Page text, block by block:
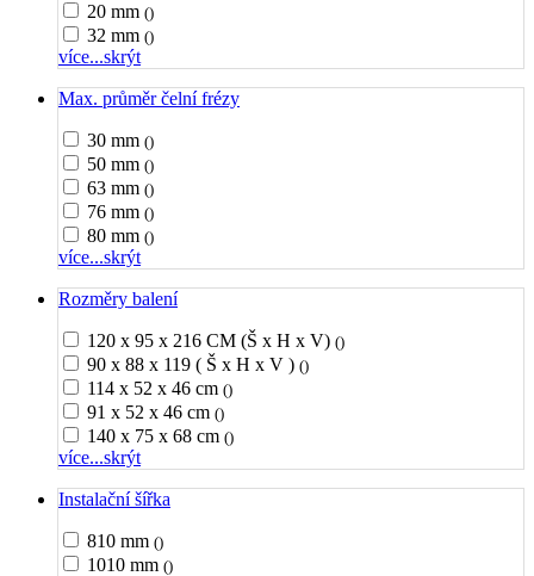
20 mm ()
32 mm ()
více...skrýt
Max. průměr čelní frézy
30 mm ()
50 mm ()
63 mm ()
76 mm ()
80 mm ()
více...skrýt
Rozměry balení
120 x 95 x 216 CM (Š x H x V) ()
90 x 88 x 119 ( Š x H x V ) ()
114 x 52 x 46 cm ()
91 x 52 x 46 cm ()
140 x 75 x 68 cm ()
více...skrýt
Instalační šířka
810 mm ()
1010 mm ()